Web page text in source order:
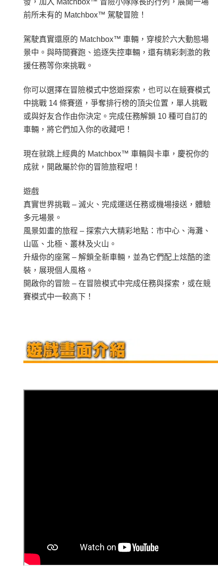
發，加入 Matchbox™ 冒險小隊隊長的行列，展開一場
前所未有的 Matchbox™ 駕駛冒險！
駕駛真實還原的 Matchbox™ 車輛，穿梭於六大動態場
景中。與時間賽跑、追逐失控車輛，還有精彩刺激的救
援任務等你來挑戰。
你可以選擇在冒險模式中悠遊探索，也可以在競賽模式
中挑戰 14 條賽道，爭奪排行榜的頂尖位置，單人挑戰
或與好友合作由你決定。完成任務解鎖 10 種可自訂的
車輛，將它們加入你的收藏吧！
現在就跳上經典的 Matchbox™ 車輛與卡車，慶祝你的
成就，開啟屬於你的冒險旅程吧！
遊戲
真實世界挑戰 – 滅火、完成運送任務或機場接送，體驗
多元場景。
風景如畫的旅程 – 探索六大精彩地點：市中心、海灘、
山區、北極、叢林及火山。
升級你的座駕 – 解鎖全新車輛，並為它們配上炫酷的塗
裝，展現個人風格。
開啟你的冒險 – 在冒險模式中完成任務與探索，或在競
賽模式中一較高下！